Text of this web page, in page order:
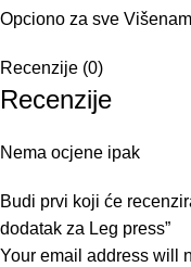
Opciono za sve
Recenzije (0)
Recenzije
Nema ocjene ipak
Budi prvi koji će
dodatak za Leg press”
Your email address will